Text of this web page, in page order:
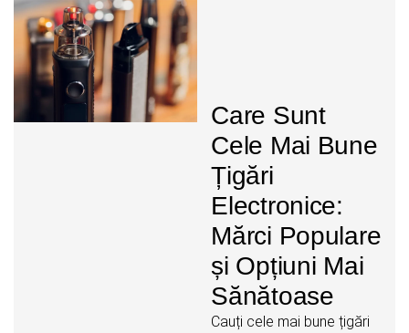
Care Sunt
Cele Mai Bune
Țigări
Electronice:
Mărci Populare
și Opțiuni Mai
Sănătoase
Cauți cele mai bune țigări